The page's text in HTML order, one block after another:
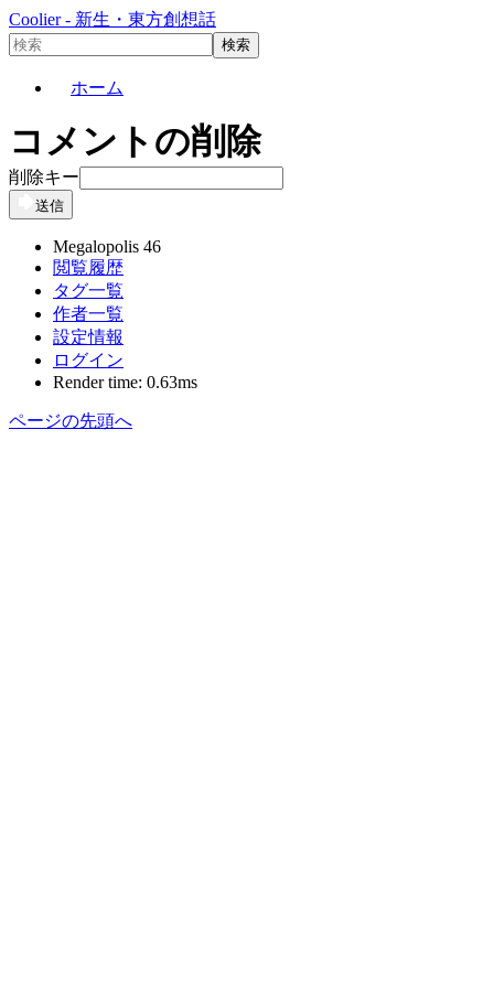
Coolier - 新生・東方創想話
ホーム
コメントの削除
削除キー
送信
Megalopolis 46
閲覧履歴
タグ一覧
作者一覧
設定情報
ログイン
Render time: 0.63ms
ページの先頭へ